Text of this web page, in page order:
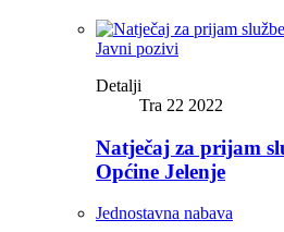
Javni pozivi
Detalji
Tra 22 2022
Natječaj za prijam
Općine Jelenje
Jednostavna nabava